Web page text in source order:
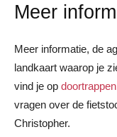
Meer
Meer informatie, de
landkaart waarop je
vind je op
vragen over de
Christopher.